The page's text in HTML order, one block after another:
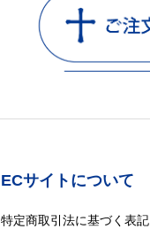
ECサイトについて
特定商取引法に基づく表記